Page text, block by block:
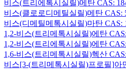
비스(트리에톡시실릴)메탄 CAS:
비스(클로로디메틸실릴)메탄 CAS:
비스(디메틸메톡시실릴)마탄 CAS:
1,2-비스(트리메톡시실릴)에탄
1,2-비스(트리에톡시실릴)에탄
1,6-비스(트리메톡시실릴)헥산 CAS:
비스[3-(트리메톡시실릴)프로필]아